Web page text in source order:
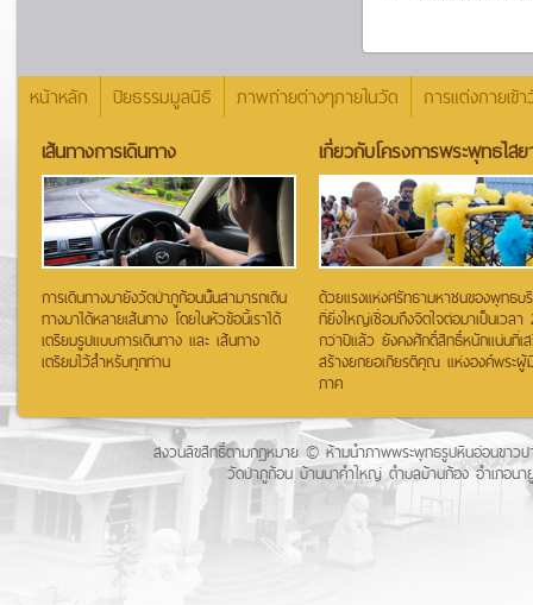
หน้าหลัก ปิยธรรมมูลนิธิ ภาพถ่ายต่างๆภายในวัด การแต่งกายเข้
เส้นทางการเดินทาง
การเดินทางมายังวัดป่าภูก้อนนั้นสามารถเดิน
ทางมาได้หลายเส้นทาง โดยในหัวข้อนี้เราได้
เตรียมรูปแบบการเดินทาง และ เส้นทาง
เตรียมไว้สำหรับทุกท่าน
เกี่ยวกับโครงการพระพุทธไส
ด้วยแรงแห่งศรัทธามหาชนของพุทธบ
ที่ยิ่งใหญ่เชื่อมถึงจิตใจต่อมาเป็นเวลา
กว่าปีแล้ว ยังคงศักดิ์สิทธิ์หนักแน่นที่เ
สร้างยกยอเกียรติคุณ แห่งองค์พระผู้
ภาค
สงวนลิขสิทธิ์ตามกฏหมาย © ห้ามนำภาพพระพุทธรูปหินอ่อนขาวป
วัดป่าภูก้อน บ้านนาคำใหญ่ ตำบลบ้านก้อง อำเภอน